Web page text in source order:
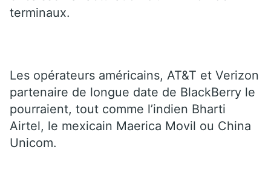
terminaux.
Les opérateurs américains, AT&T et Verizon
partenaire de longue date de BlackBerry le
pourraient, tout comme l’indien Bharti
Airtel, le mexicain Maerica Movil ou China
Unicom.